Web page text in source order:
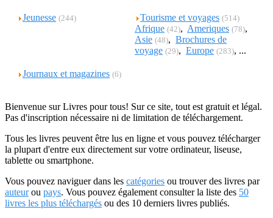
Jeunesse (244) Tourisme et voyages (514)
Afrique (42), Ameriques (78),
Asie (48), Brochures de
voyage (29), Europe (283), ...
Journaux et magazines (6)
Bienvenue sur Livres pour tous! Sur ce site, tout est gratuit et légal.
Pas d'inscription nécessaire ni de limitation de téléchargement.
Tous les livres peuvent être lus en ligne et vous pouvez télécharger
la plupart d'entre eux directement sur votre ordinateur, liseuse,
tablette ou smartphone.
Vous pouvez naviguer dans les catégories ou trouver des livres par
auteurou pays. Vous pouvez également consulter la liste des 50
livres les plus téléchargés ou des 10 derniers livres publiés.